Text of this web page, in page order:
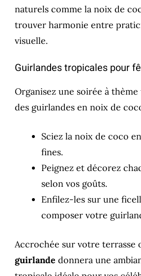
naturels comme la noix de
trouver harmonie entre
visuelle.
Guirlandes tropicales pour
Organisez une soirée à
des guirlandes en noix de
Sciez la noix de coco
fines.
Peignez et décorez
selon vos goûts.
Enfilez-les sur une
composer votre
Accrochée sur votre terrasse
guirlande donnera une